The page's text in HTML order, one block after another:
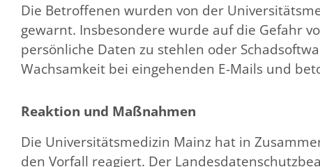
Die Betroffenen wurden von der
gewarnt. Insbesondere wurde auf die Gefahr
persönliche Daten zu stehlen oder
Wachsamkeit bei eingehenden E-Mails und
Reaktion und Maßnahmen
Die Universitätsmedizin Mainz hat in
den Vorfall reagiert. Der